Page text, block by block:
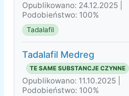
Opublikowano: 24.12.2025 |
Podobieństwo: 100%
Tadalafil
Tadalafil Medreg
TE SAME SUBSTANCJE CZYNNE
Opublikowano: 11.10.2025 |
Podobieństwo: 100%